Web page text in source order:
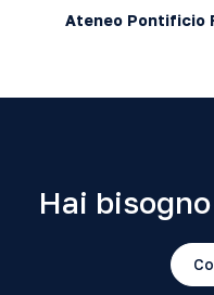
Ateneo Pontificio
Hai